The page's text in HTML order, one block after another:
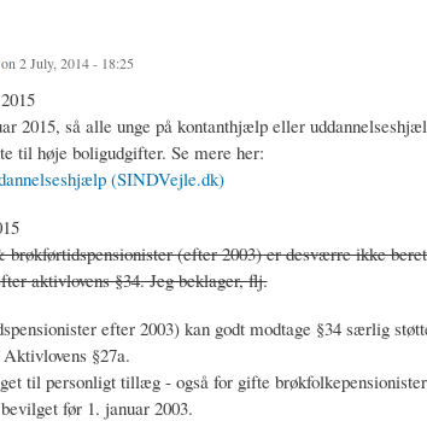
2 July, 2014 - 18:25
2015, så alle unge på kontanthjælp eller
til høje boligudgifter. Se mere her:
(SINDVejle.dk)
brøkførtidspensionister (efter 2003) er desværre ikke
aktivlovens §34. Jeg beklager, flj.
efter 2003) kan godt modtage §34 særlig
§27a.
til personligt tillæg - også for gifte
før 1. januar 2003.